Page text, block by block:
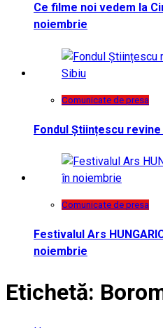
Ce filme noi vedem la
noiembrie
Comunicate de presa
Fondul Științescu
Comunicate de presa
Festivalul Ars
noiembrie
Etichetă: